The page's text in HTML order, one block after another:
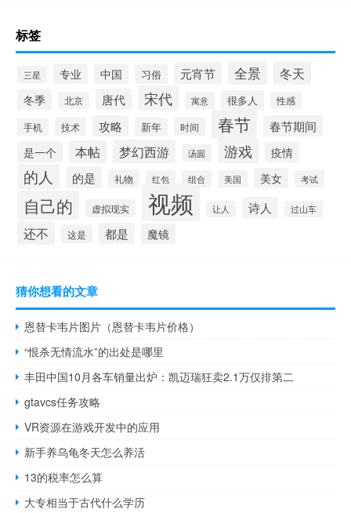
标签
三星 专业 中国 习俗 元宵节 全景 冬天
冬季 北京 唐代 宋代 寓意 很多人 性感
手机 技术 攻略 新年 时间 春节
春节期间
是一个
本帖 梦幻西游 汤圆 游戏 疫情
的人 的是 礼物 红包 组合 美国 美女 考试
自己的 虚拟现实 视频 让人 诗人 过山车
还不 这是 都是 魔镜
猜你想看的文章
恩替卡韦片图片（恩替卡韦片价格）
“恨杀无情流水”的出处是哪里
丰田中国10月各车销量出炉：凯迈瑞狂卖2.1万仅排第二
gtavcs任务攻略
VR资源在游戏开发中的应用
新手养乌龟冬天怎么养活
13的税率怎么算
大专相当于古代什么学历